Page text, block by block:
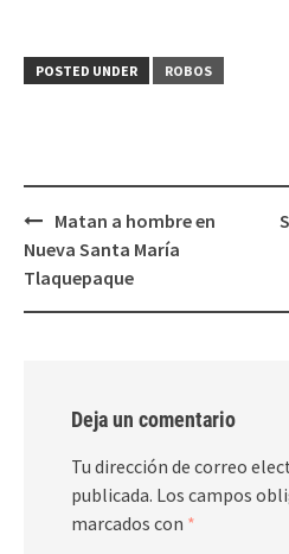
(Se
abre
(Se
abre
POSTED UNDER ROBOS
Post
navigation
Matan a hombre en
Nueva Santa María
Tlaquepaque
Deja un comentario
Tu dirección de correo
publicada. Los campos
marcados con *